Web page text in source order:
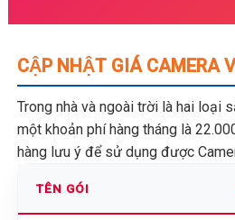
CẬP NHẬT GIÁ CAMERA
Trong nhà và ngoài trời là hai loại
một khoản phí hàng tháng là
hàng lưu ý để sử dụng được
TÊN GÓI